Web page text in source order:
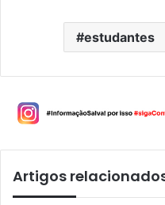
estudantes
Artigos